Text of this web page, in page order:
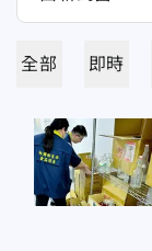
全部 即時